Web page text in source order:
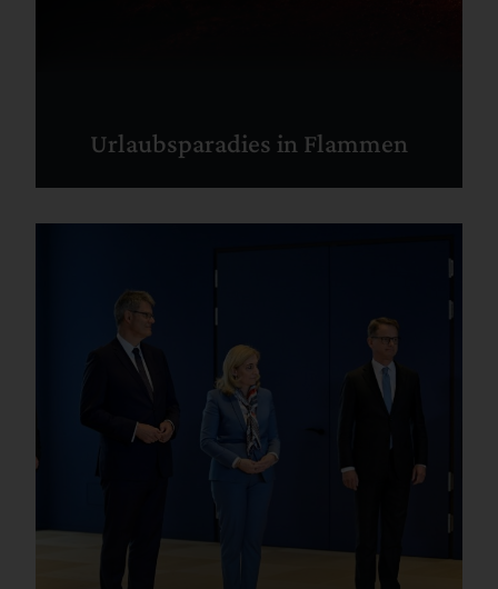
Urlaubsparadies in Flammen